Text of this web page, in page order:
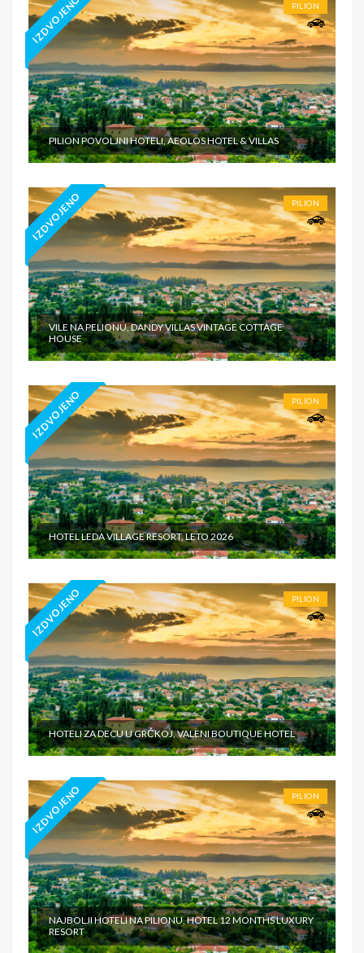
IZDVOJENO PILION
PILION POVOLJNI HOTELI, AEOLOS HOTEL & VILLAS
IZDVOJENO PILION
VILE NA PELIONU, DANDY VILLAS VINTAGE COTTAGE
HOUSE
IZDVOJENO PILION
HOTEL LEDA VILLAGE RESORT, LETO 2026
IZDVOJENO PILION
HOTELI ZA DECU U GRČKOJ, VALENI BOUTIQUE HOTEL
IZDVOJENO PILION
NAJBOLJI HOTELI NA PILIONU, HOTEL 12 MONTHS LUXURY
RESORT